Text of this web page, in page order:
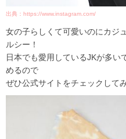
出典：https://www.instagram.com/
女の子らしくて可愛いのにカジ
ルシー！
日本でも愛用しているJKが多い
めるので
ぜひ公式サイトをチェックして